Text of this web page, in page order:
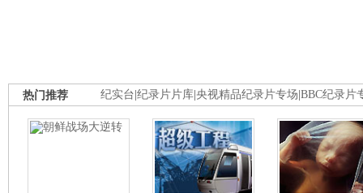
纪实台 纪录片片库 央视精品纪录片专场 BBC纪录片
热门推荐